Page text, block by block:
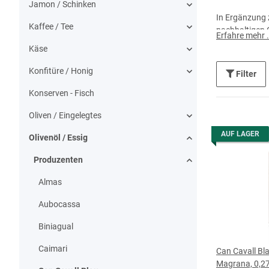
In Ergänzung
nachhaltigen
zahlreiche
Besonders
ist reichlich
Zusammen
Erfahre mehr
Filter
AUF LAGER
Can Cavall
Magrana,
Jamon / Schinken
Kaffee / Tee
Käse
Konfitüre / Honig
Konserven - Fisch
Oliven / Eingelegtes
Olivenöl / Essig
Produzenten
Almas
Aubocassa
Biniagual
Caimari